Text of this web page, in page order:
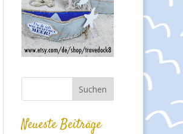
Neueste Beiträge